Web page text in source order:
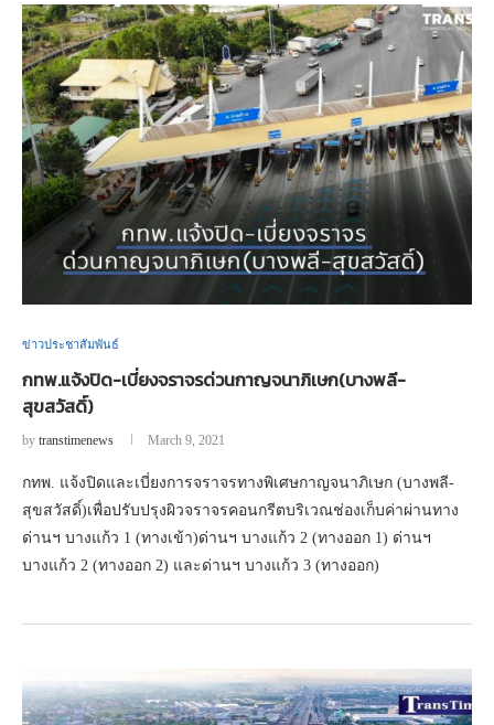
ข่าวประชาสัมพันธ์
กทพ.แจ้งปิด-เบี่ยงจราจรด่วนกาญจนาภิเษก(บางพลี-
สุขสวัสดิ์)
by transtimenews March 9, 2021
กทพ. แจ้งปิดและเบี่ยงการจราจรทางพิเศษกาญจนาภิเษก (บางพลี-
สุขสวัสดิ์)เพื่อปรับปรุงผิวจราจรคอนกรีตบริเวณช่องเก็บค่าผ่านทาง
ด่านฯ บางแก้ว 1 (ทางเข้า)ด่านฯ บางแก้ว 2 (ทางออก 1) ด่านฯ
บางแก้ว 2 (ทางออก 2) และด่านฯ บางแก้ว 3 (ทางออก)